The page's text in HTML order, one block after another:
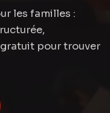
les familles :
pour trouver